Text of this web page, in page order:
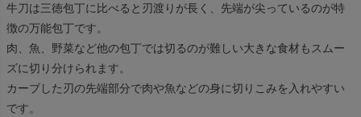
牛刀は三徳包丁に比べると刃渡りが長く、先端が尖っているのが特
徴の万能包丁です。
肉、魚、野菜など他の包丁では切るのが難しい大きな食材もスムー
ズに切り分けられます。
カーブした刃の先端部分で肉や魚などの身に切りこみを入れやすい
です。